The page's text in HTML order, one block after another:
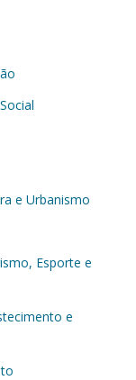
e Urbanismo
Esporte e
e